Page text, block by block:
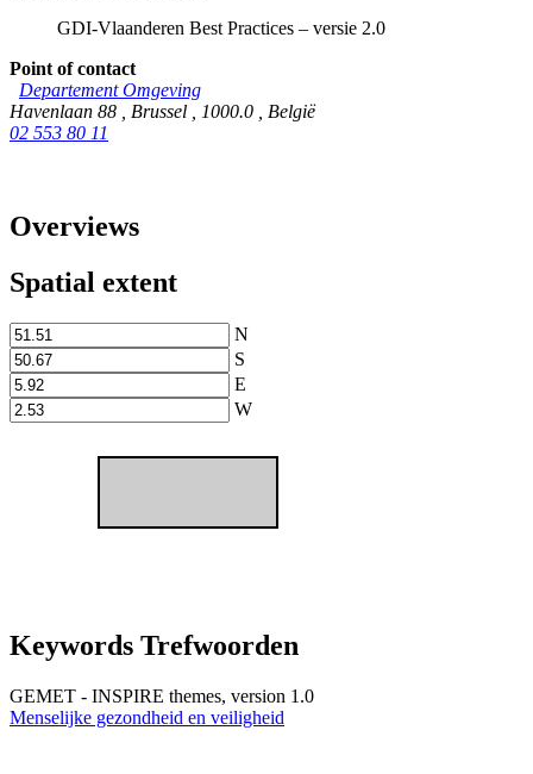
GDI-Vlaanderen Best Practices – versie 2.0
Point of contact
Departement Omgeving
Havenlaan 88
Brussel 1000.0
België
02 553 80 11
Overviews
Spatial extent
N
S
E
W
Keywords Trefwoorden
GEMET - INSPIRE themes, version 1.0
Menselijke gezondheid en veiligheid